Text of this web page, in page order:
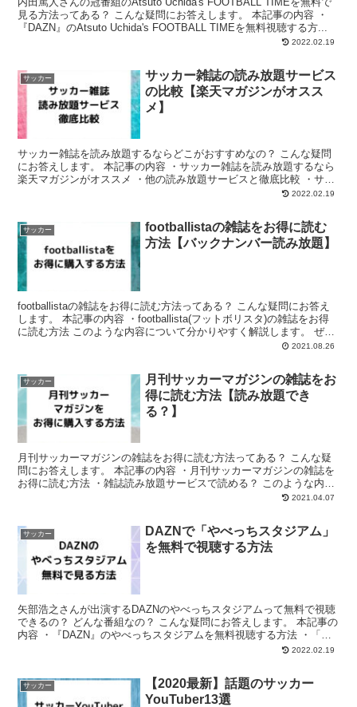
見る方法ってある？ こんな疑問にお答えします。 本記事の内容 ・
『DAZN』のAtsuto Uchida's FOOTBALL TIMEを無料視聴する方...
2022.02.19
サッカー
サッカー雑誌の読み放題サービス
の比較【楽天マガジンがオスス
メ】
サッカー雑誌を読み放題するならどこがおすすめなの？ こんな疑問
にお答えします。 本記事の内容 ・サッカー雑誌を読み放題するなら
楽天マガジンがオススメ ・他の読み放題サービスと徹底比較 ・サッ
2022.02.19
サッカー
footballistaの雑誌をお得に読む
方法【バックナンバー読み放題】
footballistaの雑誌をお得に読む方法ってある？ こんな疑問にお答え
します。 本記事の内容 ・footballista(フットボリスタ)の雑誌をお得
に読む方法 このような内容について分かりやすく解説します。 ぜひ
2021.08.26
サッカー
月刊サッカーマガジンの雑誌をお
得に読む方法【読み放題でき
る？】
月刊サッカーマガジンの雑誌をお得に読む方法ってある？ こんな疑
問にお答えします。 本記事の内容 ・月刊サッカーマガジンの雑誌を
お得に読む方法 ・雑誌読み放題サービスで読める？ このような内容
2021.04.07
サッカー
DAZNで「やべっちスタジアム」
を無料で視聴する方法
矢部浩之さんが出演するDAZNのやべっちスタジアムって無料で視聴
できるの？ どんな番組なの？ こんな疑問にお答えします。 本記事の
内容 ・『DAZN』のやべっちスタジアムを無料視聴する方法 ・「や
2022.02.19
サッカー
【2020最新】話題のサッカー
YouTuber13選